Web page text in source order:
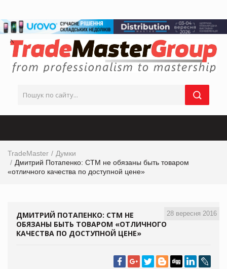
TradeMaster
Думки
Дмитрий Потапенко: СТМ не обязаны быть товаром
«отличного качества по доступной цене»
28 вересня 2016
ДМИТРИЙ ПОТАПЕНКО: СТМ НЕ
ОБЯЗАНЫ БЫТЬ ТОВАРОМ «ОТЛИЧНОГО
КАЧЕСТВА ПО ДОСТУПНОЙ ЦЕНЕ»